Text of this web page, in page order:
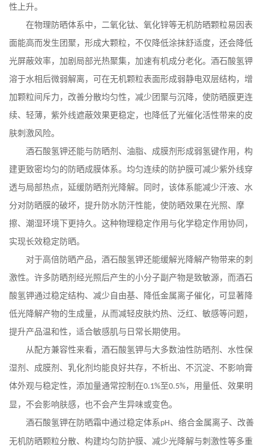
性上升。
在物理防晒体系中，二氧化钛、氧化锌等无机防晒颗粒易因表
面能高而发生团聚，形成大颗粒，不仅降低涂抹舒适度，还会降低
光屏蔽效率，加剧局部光热聚集，加速有机成分老化。酒石酸氢钾
溶于水相后微弱解离，可在无机颗粒表面形成弱静电双层结构，增
加颗粒间斥力，改善分散均匀性，减少团聚与沉降，使防晒膜更连
续、轻薄，紫外线遮蔽效果更稳定，也降低了光催化活性带来的皮
肤刺激风险。
酒石酸氢钾还能与防晒剂、油脂、成膜剂形成弱氢键作用，构
建更致密均匀的防晒成膜体系。均匀连续的防护膜可减少紫外线穿
透与局部热点，延缓防晒剂光降解。同时，该体系能减少汗液、水
分对防晒膜的破坏，提升防水防汗性能，使防晒效果在光照、摩
擦、潮湿环境下更持久。这种物理稳定作用与化学稳定作用协同，
实现长效稳定防晒。
对于高倍防晒产品，酒石酸氢钾还能缓解光降解产物带来的刺
激性。许多防晒剂经光照后产生的小分子副产物是致敏源，而酒石
酸氢钾通过稳定结构、减少自由基、降低金属离子催化，可显著降
低光降解产物的生成量，从而减轻皮肤灼热、泛红、敏感等问题，
提升产品温和性，适合敏感肌与日常长期使用。
从配方兼容性来看，酒石酸氢钾与大多数油性防晒剂、水性保
湿剂、成膜剂、乳化剂均能良好共存，不析出、不沉淀、不影响膏
体外观与稳定性，添加量通常控制在0.1%至0.5%，用量低、效果明
显，不会影响肤感，也不会产生异味或变色。
酒石酸氢钾在防晒霜中通过稳定体系pH、络合金属离子、改善
无机防晒颗粒分散、构建均匀防护膜、减少光降解与刺激性等多重